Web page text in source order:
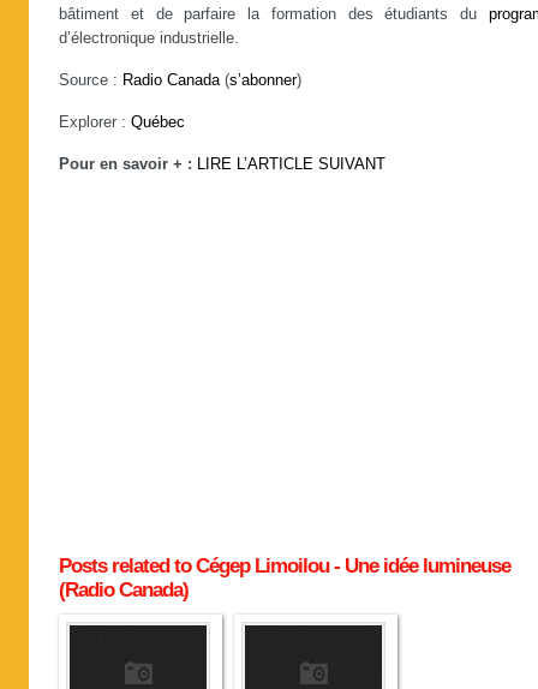
bâtiment et de parfaire la formation des étudiants du
d’électronique industrielle.
Source : Radio Canada(s’abonner)
Explorer : Québec
Pour en savoir + : LIRE L’ARTICLE SUIVANT
Posts related to Cégep Limoilou - Une idée lumineuse
(Radio Canada)